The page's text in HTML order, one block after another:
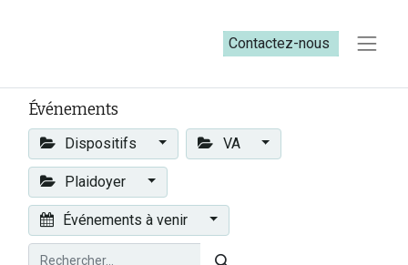
Contactez-nous​​
Événements
Dispositifs VA
Plaidoyer
Événements à venir